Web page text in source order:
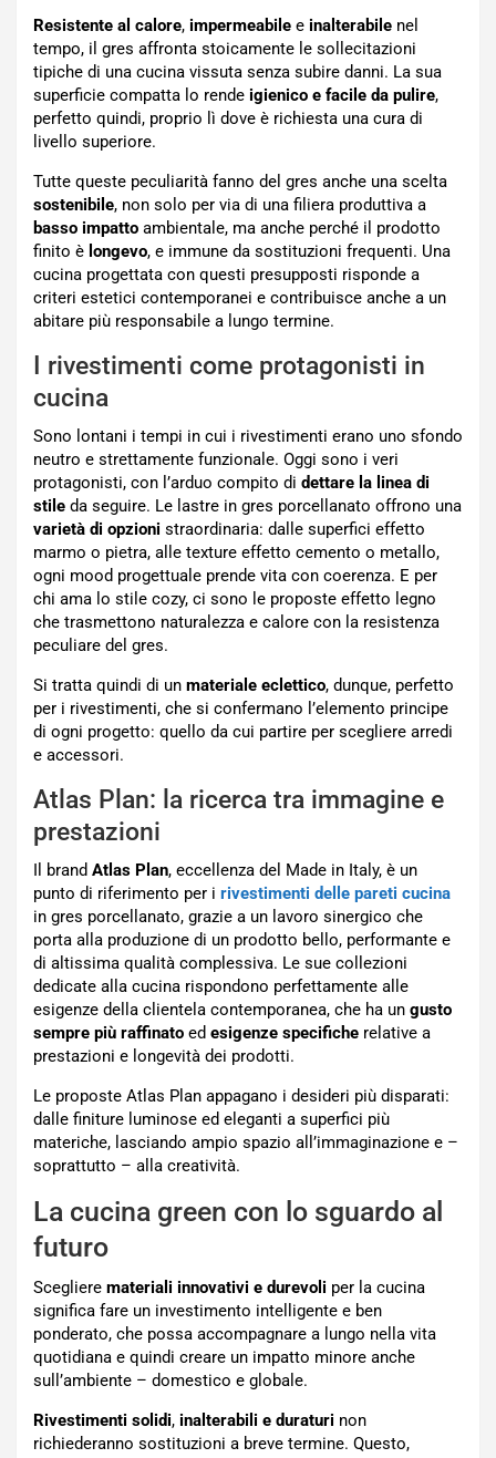
Resistente al calore, impermeabile e inalterabile nel
tempo, il gres affronta stoicamente le sollecitazioni
tipiche di una cucina vissuta senza subire danni. La sua
superficie compatta lo rende igienico e facile da pulire,
perfetto quindi, proprio lì dove è richiesta una cura di
livello superiore.
Tutte queste peculiarità fanno del gres anche una scelta
sostenibile, non solo per via di una filiera produttiva a
basso impatto ambientale, ma anche perché il prodotto
finito è longevo, e immune da sostituzioni frequenti. Una
cucina progettata con questi presupposti risponde a
criteri estetici contemporanei e contribuisce anche a un
abitare più responsabile a lungo termine.
I rivestimenti come protagonisti in
cucina
Sono lontani i tempi in cui i rivestimenti erano uno sfondo
neutro e strettamente funzionale. Oggi sono i veri
protagonisti, con l’arduo compito di dettare la linea di
stile da seguire. Le lastre in gres porcellanato offrono una
varietà di opzioni straordinaria: dalle superfici effetto
marmo o pietra, alle texture effetto cemento o metallo,
ogni mood progettuale prende vita con coerenza. E per
chi ama lo stile cozy, ci sono le proposte effetto legno
che trasmettono naturalezza e calore con la resistenza
peculiare del gres.
Si tratta quindi di un materiale eclettico, dunque, perfetto
per i rivestimenti, che si confermano l’elemento principe
di ogni progetto: quello da cui partire per scegliere arredi
e accessori.
Atlas Plan: la ricerca tra immagine e
prestazioni
Il brand Atlas Plan, eccellenza del Made in Italy, è un
punto di riferimento per i rivestimenti delle pareti cucina
in gres porcellanato, grazie a un lavoro sinergico che
porta alla produzione di un prodotto bello, performante e
di altissima qualità complessiva. Le sue collezioni
dedicate alla cucina rispondono perfettamente alle
esigenze della clientela contemporanea, che ha un gusto
sempre più raffinato ed esigenze specifiche relative a
prestazioni e longevità dei prodotti.
Le proposte Atlas Plan appagano i desideri più disparati:
dalle finiture luminose ed eleganti a superfici più
materiche, lasciando ampio spazio all’immaginazione e –
soprattutto – alla creatività.
La cucina green con lo sguardo al
futuro
Scegliere materiali innovativi e durevoli per la cucina
significa fare un investimento intelligente e ben
ponderato, che possa accompagnare a lungo nella vita
quotidiana e quindi creare un impatto minore anche
sull’ambiente – domestico e globale.
Rivestimenti solidi, inalterabili e duraturi non
richiederanno sostituzioni a breve termine. Questo,